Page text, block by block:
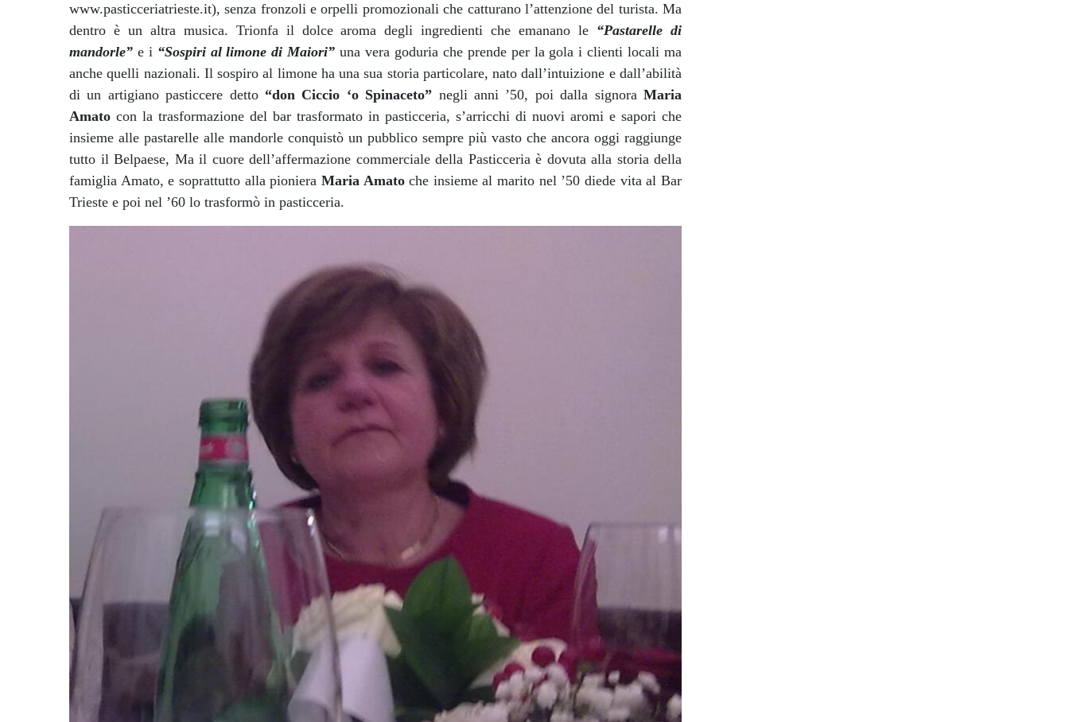
www.pasticceriatrieste.it), senza fronzoli e orpelli promozionali che catturano l’attenzione del turista. Ma
dentro è un altra musica. Trionfa il dolce aroma degli ingredienti che emanano le “Pastarelle di
mandorle” e i “Sospiri al limone di Maiori” una vera goduria che prende per la gola i clienti locali ma
anche quelli nazionali. Il sospiro al limone ha una sua storia particolare, nato dall’intuizione e dall’abilità
di un artigiano pasticcere detto “don Ciccio ‘o Spinaceto” negli anni ’50, poi dalla signoraMaria
Amato con la trasformazione del bar trasformato in pasticceria, s’arricchi di nuovi aromi e sapori che
insieme alle pastarelle alle mandorle conquistò un pubblico sempre più vasto che ancora oggi raggiunge
tutto il Belpaese, Ma il cuore dell’affermazione commerciale della Pasticceria è dovuta alla storia della
famiglia Amato, e soprattutto alla pioniera Maria Amatoche insieme al marito nel ’50 diede vita al Bar
Trieste e poi nel ’60 lo trasformò in pasticceria.